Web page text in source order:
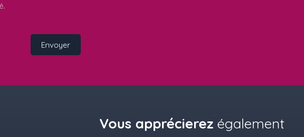
.
Envoyer
Vous apprécierez également